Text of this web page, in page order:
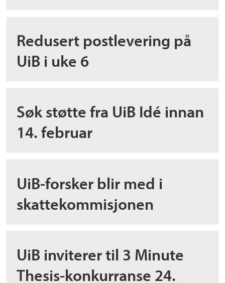
Redusert postlevering på
UiB i uke 6
Søk støtte fra UiB Idé innan
14. februar
UiB-forsker blir med i
skattekommisjonen
UiB inviterer til 3 Minute
Thesis-konkurranse 24.